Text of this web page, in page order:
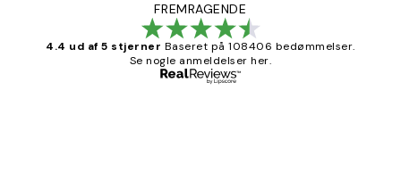
FREMRAGENDE
4.4 ud af 5 stjerner Baseret på 108406 bedømmelser.
Se nogle anmeldelser her.